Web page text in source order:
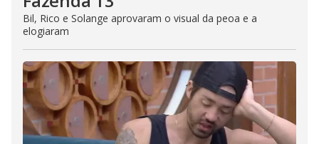
Bil, Rico e Solange aprovaram o visual da peoa e a
elogiaram